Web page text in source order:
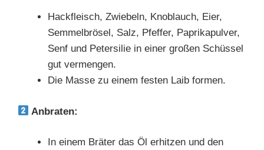
Hackfleisch, Zwiebeln, Knoblauch, Eier,
Semmelbrösel, Salz, Pfeffer, Paprikapulver,
Senf und Petersilie in einer großen Schüssel
gut vermengen.
Die Masse zu einem festen Laib formen.
Anbraten:
In einem Bräter das Öl erhitzen und den